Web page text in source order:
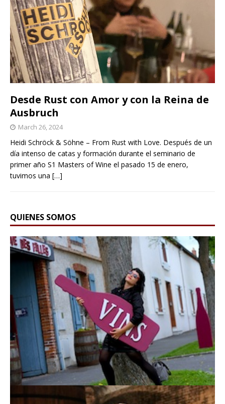
Desde Rust con Amor y con la Reina de
Ausbruch
March 26, 2024
Heidi Schröck & Söhne – From Rust with Love. Después de un
día intenso de catas y formación durante el seminario de
primer año S1 Masters of Wine el pasado 15 de enero,
tuvimos una […]
QUIENES SOMOS